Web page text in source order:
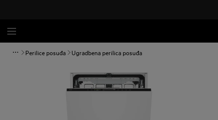
Perilice posuđa Ugradbena perilica posuđa